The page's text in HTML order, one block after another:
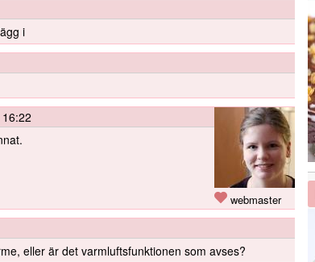
i
webmaster
eller är det varmluftsfunktionen som avses?